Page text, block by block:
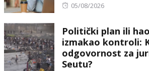
Posted
05/08/2026
Politički plan ili
izmakao kontroli:
odgovornost za
Seutu?